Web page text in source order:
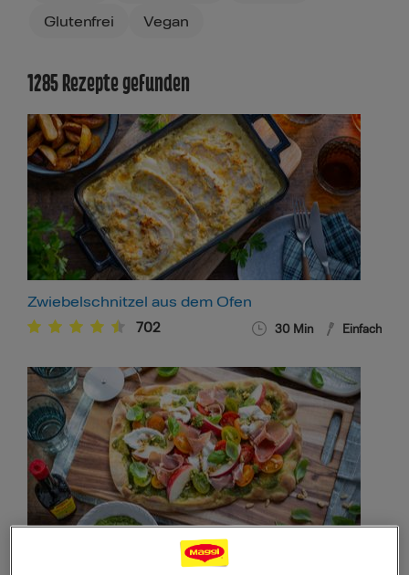
Glutenfrei
Vegan
1285 Rezepte gefunden
Zwiebelschnitzel aus dem Ofen
702 30 Min Einfach
Burrata Pinsa mit Pfirsich und Parmaschinken